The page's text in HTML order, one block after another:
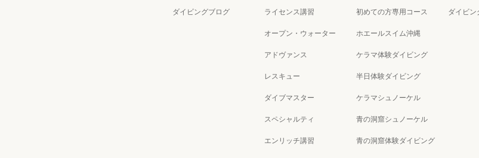
ダイビングブログ ライセンス講習
オープン・ウォーター
アドヴァンス
レスキュー
ダイブマスター
スペシャルティ
エンリッチ講習
初めての方専用コース
ホエールスイム沖縄
ケラマ体験ダイビング
半日体験ダイビング
ケラマシュノーケル
青の洞窟シュノーケル
青の洞窟体験ダイビング
ダイビン